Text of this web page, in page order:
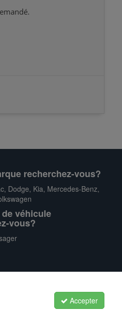
recherchez-vous?
, Dodge, Kia, Mercedes-Benz,
véhicule
vous?
Conditions générales
Accepter